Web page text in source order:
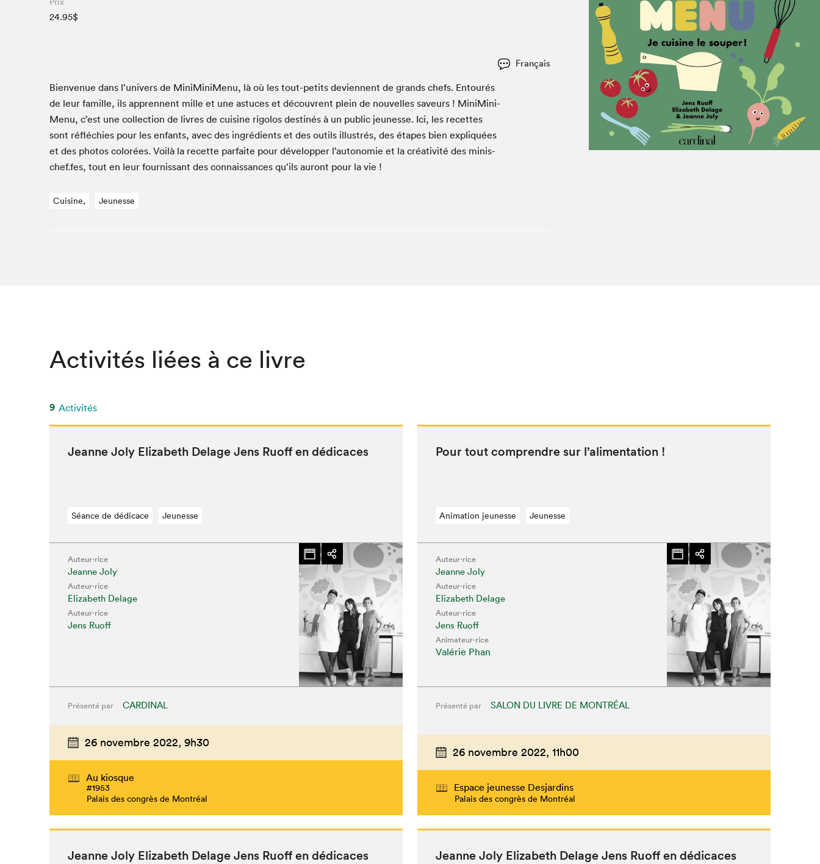
Studio Radio-Canada
Le grand jeu de lecture à voix haute du Salon
Liseur Public
Espace Montréal-Nord
Vitrine du Festival littéraire international Metropolis
bleu
Tapis rouge des écrivain·e·s
La lecture en cadeau
Zone Manga
L'Aparté
La Grande tournée de Bologne (Coin de survie des
illustrateur·rice·s)
SLM PRO
Le Salon dans la ville, espace
organisateur⋅rice
> SLM Pro
24.95$
Français
Bien­v­enue dans l’univers de Min­i­Min­i­Menu, là où les tout-petits devi­en­nent de grands chefs. Entourés
de leur famille, ils appren­nent mille et une astuces et décou­vrent plein de nou­velles saveurs ! Min­i­Min­i­
Menu, c’est une col­lec­tion de livres de cui­sine rigo­los des­tinés à un pub­lic jeunesse. Ici, les recettes
sont réfléchies pour les enfants, avec des ingré­di­ents et des out­ils illus­trés, des étapes bien expliquées
et des pho­tos col­orées. Voilà la recette par­faite pour dévelop­per l’autonomie et la créa­tiv­ité des minis-
chef.fes, tout en leur four­nissant des con­nais­sances qu’ils auront pour la vie !
Cuisine, Jeunesse
Activités liées à ce livre
9 Activités
Jeanne Joly Eliz­a­beth Delage Jens Ruoff en dédicaces
Séance de dédicace Jeunesse
Auteur·rice
Jeanne Joly
Auteur·rice
Elizabeth Delage
Auteur·rice
Jens Ruoff
Présenté par CARDINAL
26 novembre 2022, 9h30
Au kiosque
#1953
Palais des congrès de Montréal
Pour tout com­pren­dre sur l’alimentation !
Animation jeunesse Jeunesse
Auteur·rice
Jeanne Joly
Auteur·rice
Elizabeth Delage
Auteur·rice
Jens Ruoff
Animateur⋅rice
Valérie Phan
Présenté par SALON DU LIVRE DE MONTRÉAL
26 novembre 2022, 11h00
Espace jeunesse Desjardins
Palais des congrès de Montréal
Jeanne Joly Eliz­a­beth Delage Jens Ruoff en dédicaces Jeanne Joly Eliz­a­beth Delage Jens Ruoff en dédicaces